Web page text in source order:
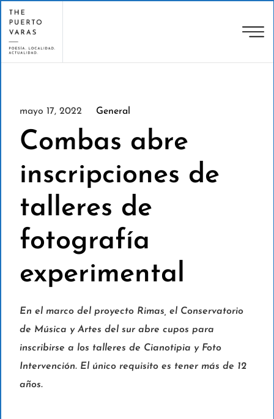
mayo 17, 2022 General
Combas abre
inscripciones de
talleres de
fotografía
experimental
En el marco del proyecto Rimas, el Conservatorio
de Música y Artes del sur abre cupos para
inscribirse a los talleres de Cianotipia y Foto
Intervención. El único requisito es tener más de 12
años.